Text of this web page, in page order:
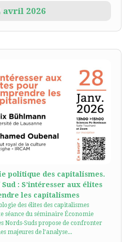
avril 2026
politique des capitalismes.
: S’intéresser aux élites
les capitalismes
des élites des capitalismes
séance du séminaire Économie
Nords-Suds propose de confronter
majeures de l’analyse...